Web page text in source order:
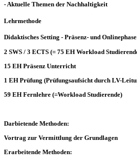
- Aktuelle Themen der Nachhaltigkeit
Lehrmethode
Didaktisches Setting - Präsenz- und
2 SWS / 3 ECTS (= 75 EH Workload
15 EH Präsenz Unterricht
1 EH Prüfung (Prüfungsaufsicht durch LV-
59 EH Fernlehre (=Workload Studierende)
Darbietende Methoden:
Vortrag zur Vermittlung der Grundlagen
Erarbeitende Methoden: